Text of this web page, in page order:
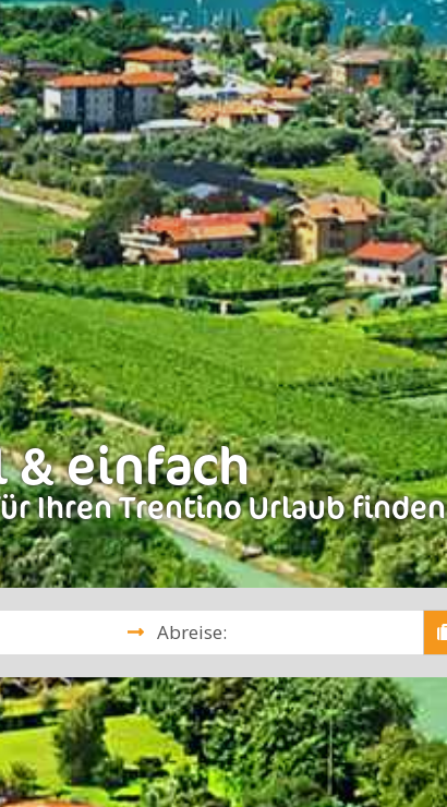
& einfach
Ihren Trentino Urlaub finden
Abreise: